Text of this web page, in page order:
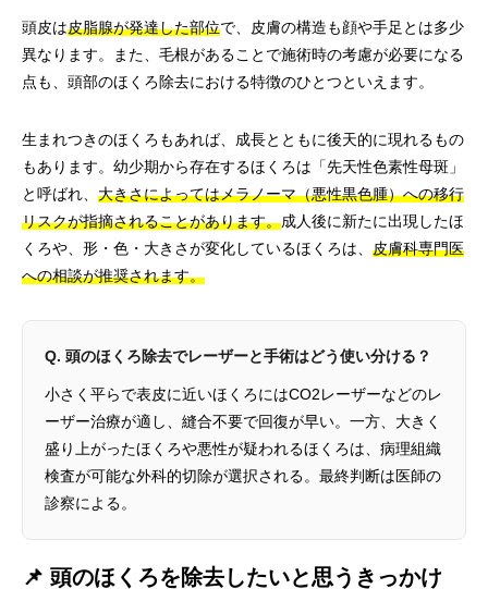
頭皮は皮脂腺が発達した部位で、皮膚の構造も顔や手足とは多少
異なります。また、毛根があることで施術時の考慮が必要になる
点も、頭部のほくろ除去における特徴のひとつといえます。
生まれつきのほくろもあれば、成長とともに後天的に現れるもの
もあります。幼少期から存在するほくろは「先天性色素性母斑」
と呼ばれ、 大きさによってはメラノーマ（悪性黒色腫）への移行
リスクが指摘されることがあります。成人後に新たに出現したほ
くろや、形・色・大きさが変化しているほくろは、 皮膚科専門医
への相談が推奨されます。
Q. 頭のほくろ除去でレーザーと手術はどう使い分ける？
小さく平らで表皮に近いほくろにはCO2レーザーなどのレ
ーザー治療が適し、縫合不要で回復が早い。一方、大きく
盛り上がったほくろや悪性が疑われるほくろは、病理組織
検査が可能な外科的切除が選択される。最終判断は医師の
診察による。
📌 頭のほくろを除去したいと思うきっかけ